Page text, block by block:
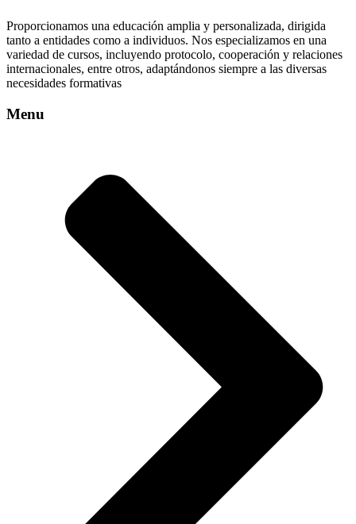
Proporcionamos una educación amplia y personalizada, dirigida
tanto a entidades como a individuos. Nos especializamos en una
variedad de cursos, incluyendo protocolo, cooperación y relaciones
internacionales, entre otros, adaptándonos siempre a las diversas
necesidades formativas
Menu